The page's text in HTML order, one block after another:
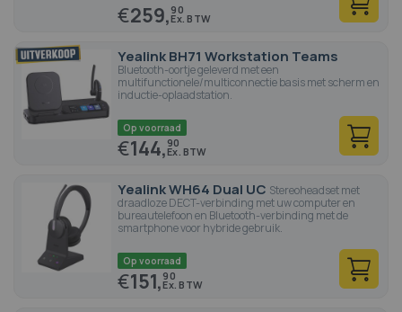
€259,90
Yealink BH71 Workstation Teams
Bluetooth-oortje geleverd met een
multifunctionele/multiconnectie basis met scherm en
inductie-oplaadstation.
Op voorraad
€144,90
Yealink WH64 Dual UC Stereoheadset met
draadloze DECT-verbinding met uw computer en
bureautelefoon en Bluetooth-verbinding met de
smartphone voor hybride gebruik.
Op voorraad
€151,90